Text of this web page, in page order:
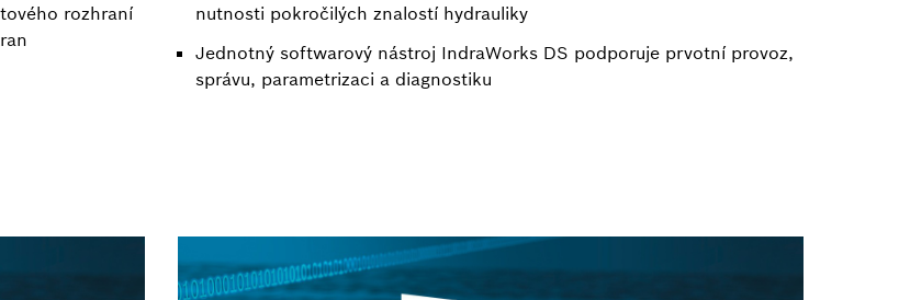
rozhraní
nutnosti pokročilých znalostí hydrauliky
Jednotný softwarový nástroj IndraWorks DS podporuje prvotní provoz,
správu, parametrizaci a diagnostiku